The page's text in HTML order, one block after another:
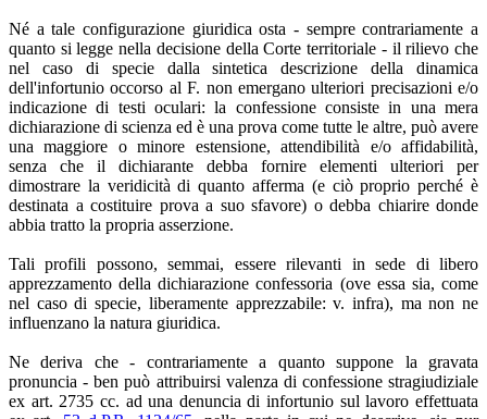
Né a tale configurazione giuridica osta - sempre contrariamente a
quanto si legge nella decisione della Corte territoriale - il rilievo che
nel caso di specie dalla sintetica descrizione della dinamica
dell'infortunio occorso al F. non emergano ulteriori precisazioni e/o
indicazione di testi oculari: la confessione consiste in una mera
dichiarazione di scienza ed è una prova come tutte le altre, può avere
una maggiore o minore estensione, attendibilità e/o affidabilità,
senza che il dichiarante debba fornire elementi ulteriori per
dimostrare la veridicità di quanto afferma (e ciò proprio perché è
destinata a costituire prova a suo sfavore) o debba chiarire donde
abbia tratto la propria asserzione.
Tali profili possono, semmai, essere rilevanti in sede di libero
apprezzamento della dichiarazione confessoria (ove essa sia, come
nel caso di specie, liberamente apprezzabile: v. infra), ma non ne
influenzano la natura giuridica.
Ne deriva che - contrariamente a quanto suppone la gravata
pronuncia - ben può attribuirsi valenza di confessione stragiudiziale
ex art. 2735 cc. ad una denuncia di infortunio sul lavoro effettuata